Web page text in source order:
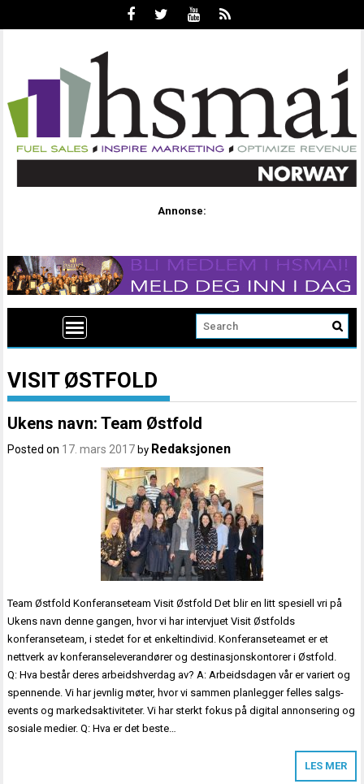
Annonse:
VISIT ØSTFOLD
Ukens navn: Team Østfold
Posted on 17. mars 2017 by Redaksjonen
Team Østfold Konferanseteam Visit Østfold Det blir en litt spesiell vri på
Ukens navn denne gangen, hvor vi har intervjuet Visit Østfolds
konferanseteam, i stedet for et enkeltindivid. Konferanseteamet er et
nettverk av konferanseleverandører og destinasjonskontorer i Østfold.
Q: Hva består deres arbeidshverdag av? A: Arbeidsdagen vår er variert og
spennende. Vi har jevnlig møter, hvor vi sammen planlegger felles salgs-
events og markedsaktiviteter. Vi har sterkt fokus på digital annonsering og
sosiale medier. Q: Hva er det beste…
LES MER